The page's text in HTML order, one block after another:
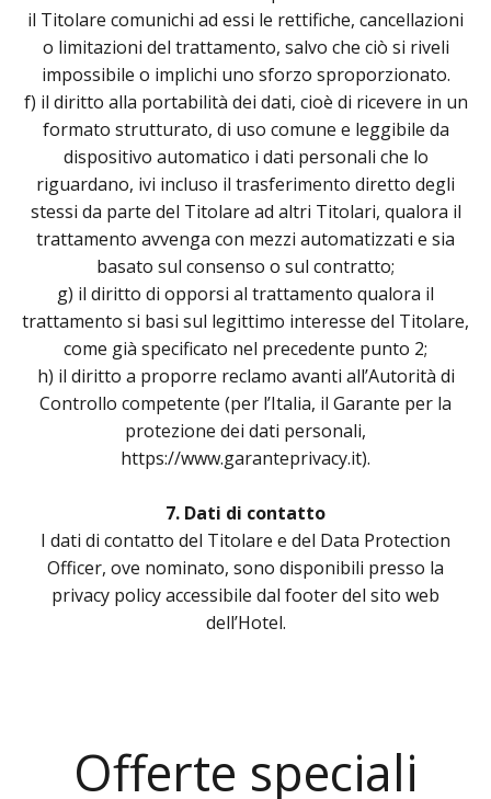
il Titolare comunichi ad essi le rettifiche, cancellazioni
o limitazioni del trattamento, salvo che ciò si riveli
impossibile o implichi uno sforzo sproporzionato.
f) il diritto alla portabilità dei dati, cioè di ricevere in un
formato strutturato, di uso comune e leggibile da
dispositivo automatico i dati personali che lo
riguardano, ivi incluso il trasferimento diretto degli
stessi da parte del Titolare ad altri Titolari, qualora il
trattamento avvenga con mezzi automatizzati e sia
basato sul consenso o sul contratto;
g) il diritto di opporsi al trattamento qualora il
trattamento si basi sul legittimo interesse del Titolare,
come già specificato nel precedente punto 2;
h) il diritto a proporre reclamo avanti all’Autorità di
Controllo competente (per l’Italia, il Garante per la
protezione dei dati personali,
https://www.garanteprivacy.it).
7. Dati di contatto
I dati di contatto del Titolare e del Data Protection
Officer, ove nominato, sono disponibili presso la
privacy policy accessibile dal footer del sito web
dell’Hotel.
Offerte speciali